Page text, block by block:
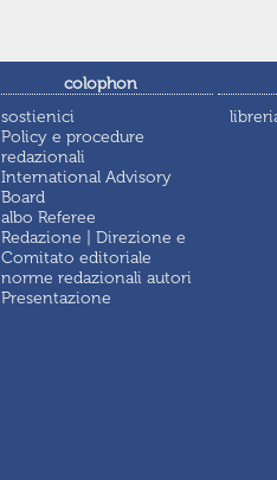
colophon
sostienici
Policy e procedure
redazionali
International Advisory
Board
albo Referee
Redazione | Direzione e
Comitato editoriale
norme redazionali autori
Presentazione